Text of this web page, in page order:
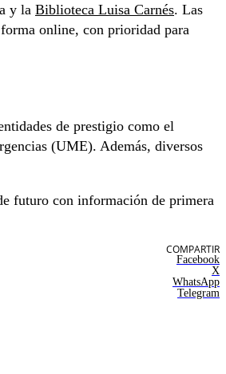
y la Biblioteca Luisa Carnés. Las
online, con prioridad para
de prestigio como el
(UME). Además, diversos
futuro con información de primera
COMPARTIR
Facebook
X
WhatsApp
Telegram